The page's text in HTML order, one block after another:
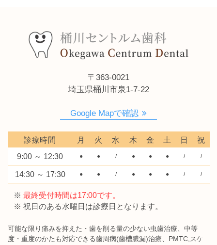
〒363-0021
埼玉県桶川市泉1-7-22
Google Mapで確認
診療時間 月 火 水 木 金 土 日
祝
9:00 ～ 12:30
● ● / ● ● ● / /
14:30 ～ 17:30 ● ● / ● ● ● / /
※ 最終受付時間は17:00です。
※ 祝日のある水曜日は診療日となります。
可能な限り痛みを抑えた・歯を削る量の少ない虫歯治療、中等
度・重度のかたも対応できる歯周病(歯槽膿漏)治療、PMTC,スケ